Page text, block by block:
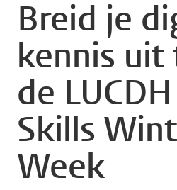
Breid je
kennis uit
de
Skills
Week